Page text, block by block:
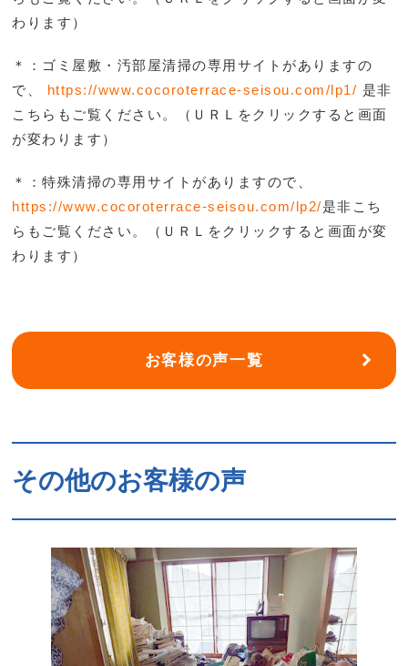
わります）
＊：ゴミ屋敷・汚部屋清掃の専用サイトがありますの
で、 https://www.cocoroterrace-seisou.com/lp1/ 是非
こち らもご覧ください。（ＵＲＬをクリックすると画面
が変わります）
＊：特殊清掃の専用サイトがありますので、
https://www.cocoroterrace-seisou.com/lp2/是非こち
らもご覧ください。（ＵＲＬをクリックすると画面が変
わります）
お客様の声一覧
その他のお客様の声